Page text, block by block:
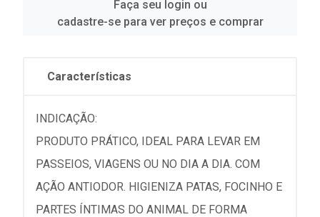
Faça seu login ou
cadastre-se para ver preços e comprar
Características
INDICAÇÃO:
PRODUTO PRÁTICO, IDEAL PARA LEVAR EM
PASSEIOS, VIAGENS OU NO DIA A DIA. COM
AÇÃO ANTIODOR. HIGIENIZA PATAS, FOCINHO E
PARTES ÍNTIMAS DO ANIMAL DE FORMA